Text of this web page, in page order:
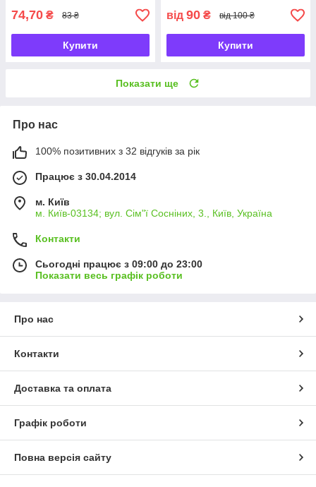
74,70 ₴ 83 ₴
Купити
від 90 ₴ від 100 ₴
Купити
Показати ще
Про нас
100% позитивних з 32 відгуків за рік
Працює з 30.04.2014
м. Київ
м. Київ-03134; вул. Сім"ї Сосніних, 3., Київ, Україна
Контакти
Сьогодні працює з 09:00 до 23:00
Показати весь графік роботи
Про нас
Контакти
Доставка та оплата
Графік роботи
Повна версія сайту